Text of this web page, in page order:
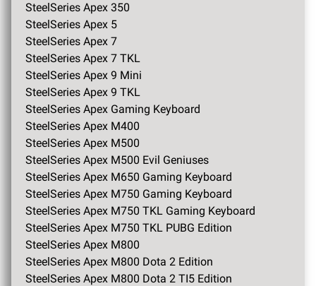
SteelSeries Apex 350
SteelSeries Apex 5
SteelSeries Apex 7
SteelSeries Apex 7 TKL
SteelSeries Apex 9 Mini
SteelSeries Apex 9 TKL
SteelSeries Apex Gaming Keyboard
SteelSeries Apex M400
SteelSeries Apex M500
SteelSeries Apex M500 Evil Geniuses
SteelSeries Apex M650 Gaming Keyboard
SteelSeries Apex M750 Gaming Keyboard
SteelSeries Apex M750 TKL Gaming Keyboard
SteelSeries Apex M750 TKL PUBG Edition
SteelSeries Apex M800
SteelSeries Apex M800 Dota 2 Edition
SteelSeries Apex M800 Dota 2 TI5 Edition